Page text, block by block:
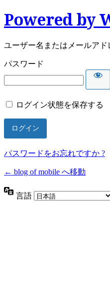
Powered by
ユーザー名またはメールアド
パスワード
ログイン状態を保存する
パスワードをお忘れですか ?
← blog of mobile へ移動
言語